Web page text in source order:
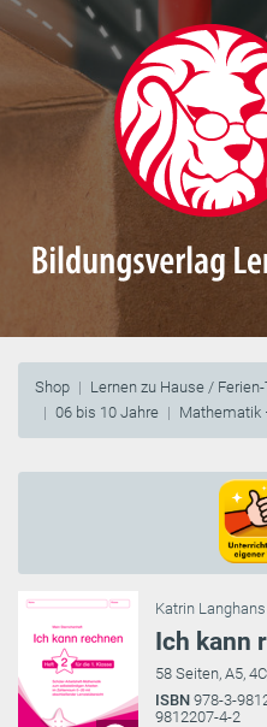
Shop
Lernen zu Hause /
06 bis 10 Jahre
Mathematik
Katrin Langhans
Ich kann
58 Seiten, A5,
ISBN 978-3-
9812207-4-2